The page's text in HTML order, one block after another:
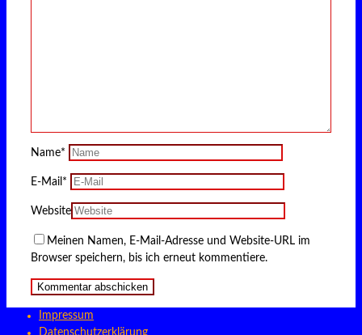
Name*
E-Mail *
Website
Meinen Namen, E-Mail-Adresse und Website-URL im
Browser speichern, bis ich erneut kommentiere.
Impressum
Datenschutzerklärung